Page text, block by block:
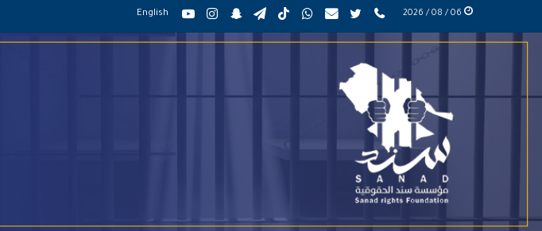
يوتيوب
انستقرام سناب
تشات
تيلقرامTikTokواتساب mail تويتر
عربي
phone
English